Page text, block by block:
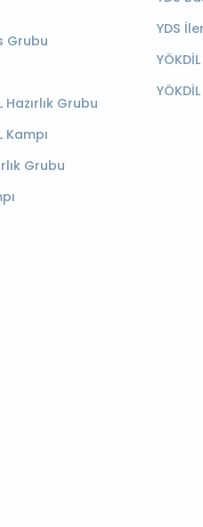
Grubu
Hazırlık Grubu
Kampı
Grubu
YDS